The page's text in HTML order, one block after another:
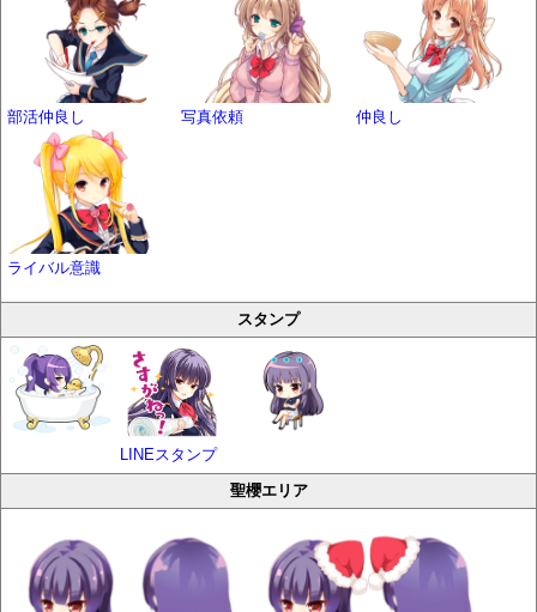
部活仲良し 写真依頼 仲良し
ライバル意識
スタンプ
LINEスタンプ
聖櫻エリア